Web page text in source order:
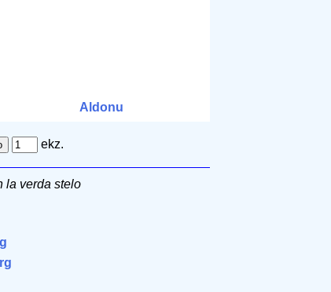
Aldonu
ekz.
la verda stelo